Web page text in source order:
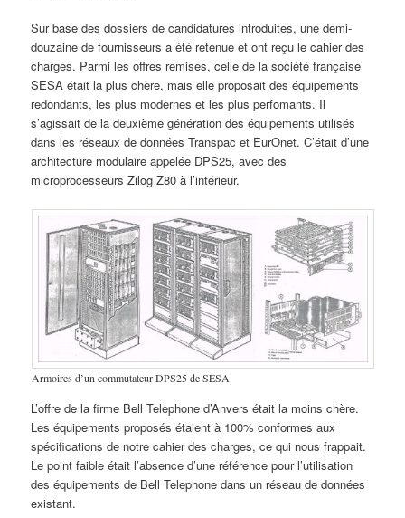
Sur base des dossiers de candidatures introduites, une demi-
douzaine de fournisseurs a été retenue et ont reçu le cahier des
charges. Parmi les offres remises, celle de la société française
SESA était la plus chère, mais elle proposait des équipements
redondants, les plus modernes et les plus perfomants. Il
s’agissait de la deuxième génération des équipements utilisés
dans les réseaux de données Transpac et EurOnet. C’était d’une
architecture modulaire appelée DPS25, avec des
microprocesseurs Zilog Z80 à l’intérieur.
Armoires d’un commutateur DPS25 de SESA
L’offre de la firme Bell Telephone d’Anvers était la moins chère.
Les équipements proposés étaient à 100% conformes aux
spécifications de notre cahier des charges, ce qui nous frappait.
Le point faible était l’absence d’une référence pour l’utilisation
des équipements de Bell Telephone dans un réseau de données
existant.